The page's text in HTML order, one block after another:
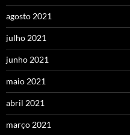
agosto 2021
julho 2021
junho 2021
maio 2021
abril 2021
março 2021